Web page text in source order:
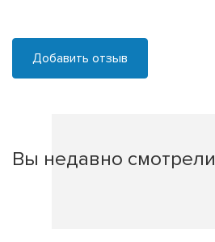
Добавить отзыв
Вы недавно смотрели